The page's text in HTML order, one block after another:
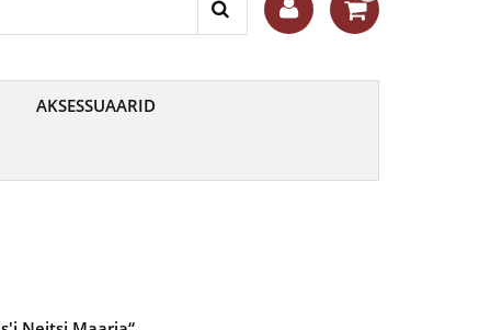
AKSESSUAARID